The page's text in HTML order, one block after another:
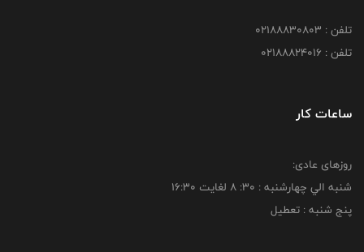
تلفن : 02188830803
تلفن : 02188824016
ساعات کار
روزهای عادی:
شنبه الي چهارشنبه : 30: 8 لغايت 16:30
پنج شنبه : تعطیل